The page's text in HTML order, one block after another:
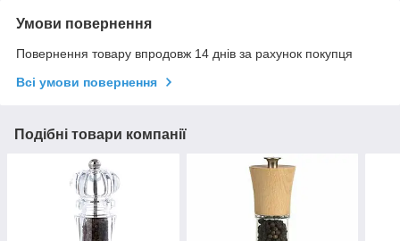
Умови повернення
Повернення товару впродовж 14 днів за рахунок покупця
Всі умови повернення
Подібні товари компанії